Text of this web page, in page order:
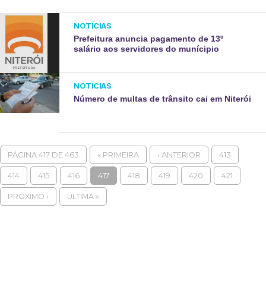
NOTÍCIAS
Prefeitura anuncia pagamento de 13º
salário aos servidores do munícipio
NOTÍCIAS
Número de multas de trânsito cai em Niterói
PÁGINA 417 DE 463 « PRIMEIRA ‹ ANTERIOR 413
414 415 416 417 418 419 420 421
PRÓXIMO › ÚLTIMA »